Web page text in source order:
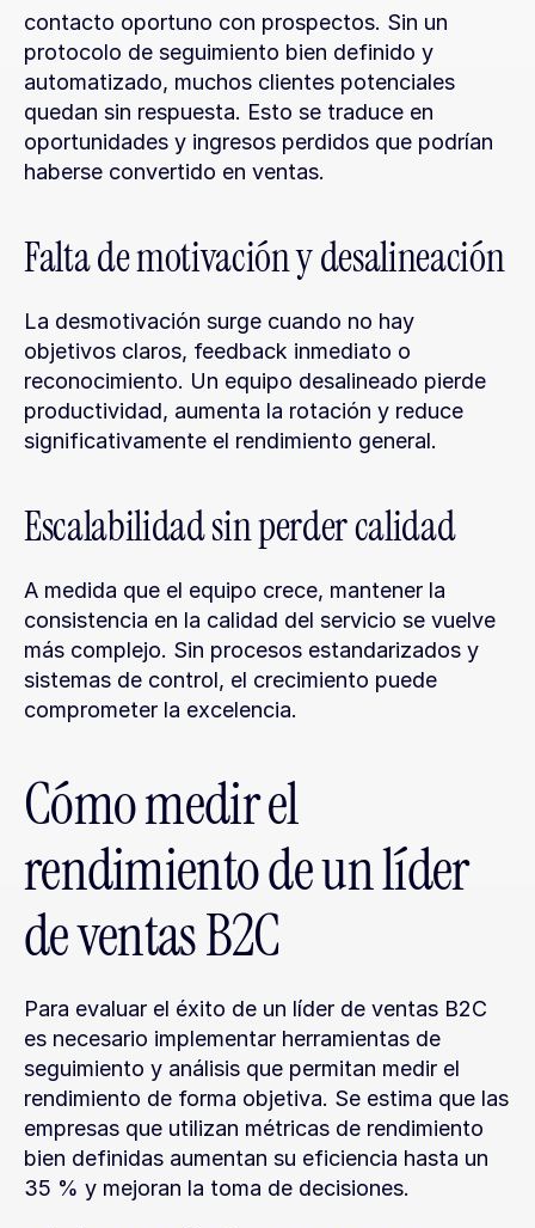
contacto oportuno con prospectos. Sin un
protocolo de seguimiento bien definido y
automatizado, muchos clientes potenciales
quedan sin respuesta. Esto se traduce en
oportunidades y ingresos perdidos que podrían
haberse convertido en ventas.
Falta de motivación y desalineación
La desmotivación surge cuando no hay
objetivos claros, feedback inmediato o
reconocimiento. Un equipo desalineado pierde
productividad, aumenta la rotación y reduce
significativamente el rendimiento general.
Escalabilidad sin perder calidad
A medida que el equipo crece, mantener la
consistencia en la calidad del servicio se vuelve
más complejo. Sin procesos estandarizados y
sistemas de control, el crecimiento puede
comprometer la excelencia.
Cómo medir el
rendimiento de un líder
de ventas B2C
Para evaluar el éxito de un líder de ventas B2C
es necesario implementar herramientas de
seguimiento y análisis que permitan medir el
rendimiento de forma objetiva. Se estima que las
empresas que utilizan métricas de rendimiento
bien definidas aumentan su eficiencia hasta un
35 % y mejoran la toma de decisiones.